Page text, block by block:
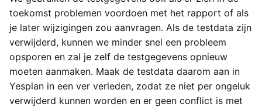
toekomst problemen voordoen met het rapport of als
je later wijzigingen zou aanvragen. Als de testdata zijn
verwijderd, kunnen we minder snel een probleem
opsporen en zal je zelf de testgegevens opnieuw
moeten aanmaken. Maak de testdata daarom aan in
Yesplan in een ver verleden, zodat ze niet per ongeluk
verwijderd kunnen worden en er geen conflict is met